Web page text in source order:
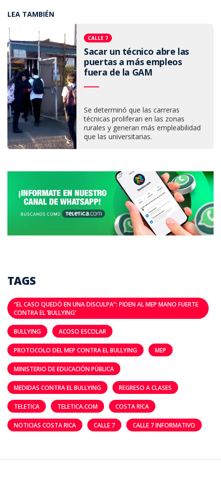
LEA TAMBIÉN
CALLE 7
Sacar un técnico abre las
puertas a más empleos
fuera de la GAM
Se determinó que las carreras
técnicas proliferan en las zonas
rurales y generan más empleabilidad
que las universitarias.
TAGS
“EL CASO QUEDÓ EN UNA DISCULPA”: PIDEN AL MEP MANO FUERTE
CONTRA EL ‘BULLYING’
BULLYING ACOSO ESCOLAR
PROTOCOLO DEL MEP CONTRA EL BULLYING MEP
MINISTERIO DE EDUCACIÓN PÚBLICA
MEDIDAS CONTRA EL BULLYING REGRESO A CLASES
TELETICA TELETICA.COM COSTA RICA
NOTICIAS COSTA RICA CALLE 7 CALLE 7 INFORMATIVO